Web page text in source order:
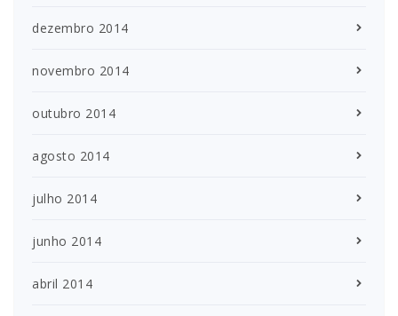
dezembro 2014
novembro 2014
outubro 2014
agosto 2014
julho 2014
junho 2014
abril 2014